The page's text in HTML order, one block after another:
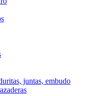
juntas, embudo